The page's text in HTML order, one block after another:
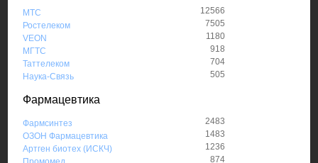
МТС
12566
Ростелеком
7505
VEON
1180
МГТС
918
Таттелеком
704
Наука-Связь
505
Фармацевтика
Фармсинтез
2483
ОЗОН Фармацевтика
1483
Артген биотех (ИСКЧ)
1236
874